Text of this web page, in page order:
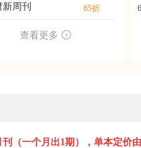
新周刊 65折
查看更多
6
（一个月出1期），单本定价